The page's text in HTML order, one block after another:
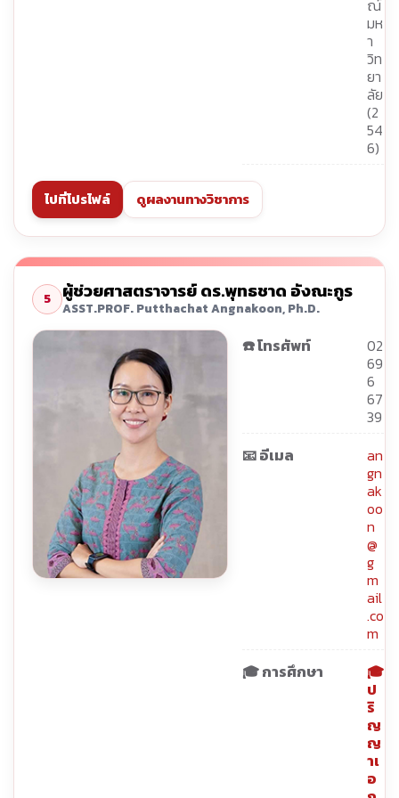
ณ์
มห
า
วิท
ยา
ลัย
(2
54
6)
ไปที่โปรไฟล์ ดูผลงานทางวิชาการ
5 ผู้ช่วยศาสตราจารย์ ดร.พุทธชาด อังณะกูร
ASST.PROF. Putthachat Angnakoon, Ph.D.
☎️ โทรศัพท์
02
69
6
67
39
📧 อีเมล
an
gn
ak
oo
n
@
g
m
ail
.co
m
🎓 การศึกษา
🎓
ป
ริ
ญ
ญ
าเ
อ